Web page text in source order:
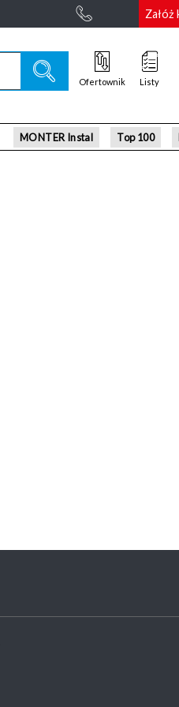
Ofertownik Listy
MONTER Instal Top 100